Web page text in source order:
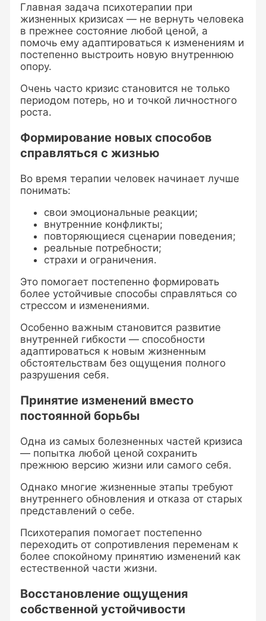
Главная задача психотерапии при
жизненных кризисах — не вернуть человека
в прежнее состояние любой ценой, а
помочь ему адаптироваться к изменениям и
постепенно выстроить новую внутреннюю
опору.
Очень часто кризис становится не только
периодом потерь, но и точкой личностного
роста.
Формирование новых способов
справляться с жизнью
Во время терапии человек начинает лучше
понимать:
свои эмоциональные реакции;
внутренние конфликты;
повторяющиеся сценарии поведения;
реальные потребности;
страхи и ограничения.
Это помогает постепенно формировать
более устойчивые способы справляться со
стрессом и изменениями.
Особенно важным становится развитие
внутренней гибкости — способности
адаптироваться к новым жизненным
обстоятельствам без ощущения полного
разрушения себя.
Принятие изменений вместо
постоянной борьбы
Одна из самых болезненных частей кризиса
— попытка любой ценой сохранить
прежнюю версию жизни или самого себя.
Однако многие жизненные этапы требуют
внутреннего обновления и отказа от старых
представлений о себе.
Психотерапия помогает постепенно
переходить от сопротивления переменам к
более спокойному принятию изменений как
естественной части жизни.
Восстановление ощущения
собственной устойчивости